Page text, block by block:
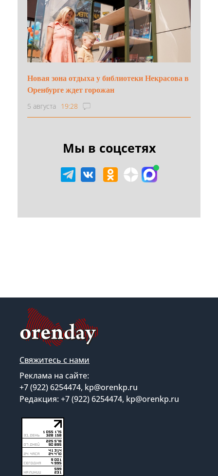
Новая зона отдыха у библиотеки Некрасова в
Оренбурге ждет горожан
5 августа 19:28
Мы в соцсетях
Свяжитесь с нами
Реклама на сайте:
+7 (922) 6254474, kp@orenkp.ru
Редакция: +7 (922) 6254474, kp@orenkp.ru